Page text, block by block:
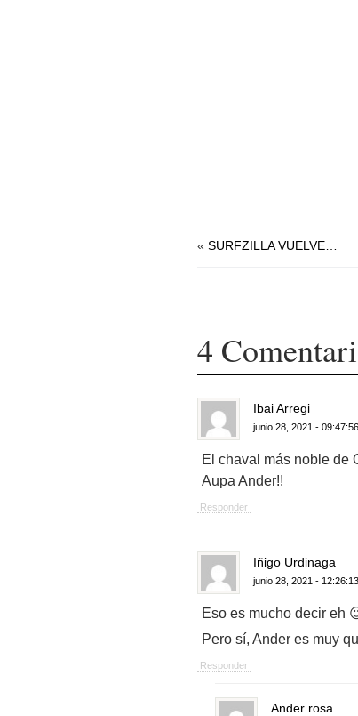
«SURFZILLA VUELVE…
4
Ibai Arregi
junio 28, 2021 - 09:47:56
El chaval más noble de
Aupa Ander!!
Responder
Iñigo Urdinaga
junio 28, 2021 - 12:26:13
Eso es mucho decir eh
Pero sí, Ander es muy
Responder
Ander rosa